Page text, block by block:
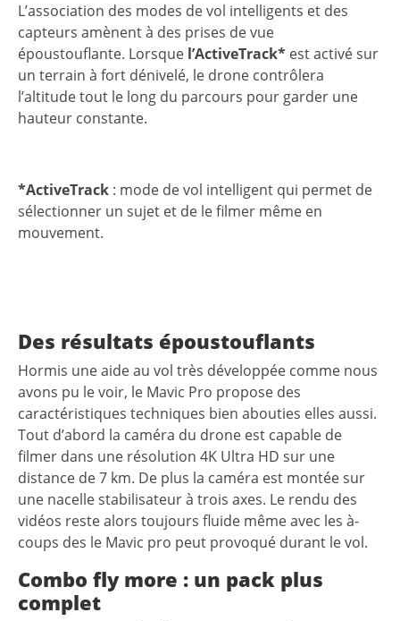
L’association des modes de vol intelligents et des
capteurs amènent à des prises de vue
époustouflante. Lorsque l’ActiveTrack* est activé sur
un terrain à fort dénivelé, le drone contrôlera
l’altitude tout le long du parcours pour garder une
hauteur constante.
*ActiveTrack : mode de vol intelligent qui permet de
sélectionner un sujet et de le filmer même en
mouvement.
Des résultats époustouflants
Hormis une aide au vol très développée comme nous
avons pu le voir, le Mavic Pro propose des
caractéristiques techniques bien abouties elles aussi.
Tout d’abord la caméra du drone est capable de
filmer dans une résolution 4K Ultra HD sur une
distance de 7 km. De plus la caméra est montée sur
une nacelle stabilisateur à trois axes. Le rendu des
vidéos reste alors toujours fluide même avec les à-
coups des le Mavic pro peut provoqué durant le vol.
Combo fly more : un pack plus
complet